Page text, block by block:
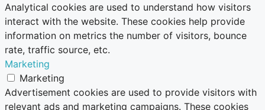
Analytical cookies are used to understand how visitors
interact with the website. These cookies help provide
information on metrics the number of visitors, bounce
rate, traffic source, etc.
Marketing
Marketing
Advertisement cookies are used to provide visitors with
relevant ads and marketing campaigns. These cookies